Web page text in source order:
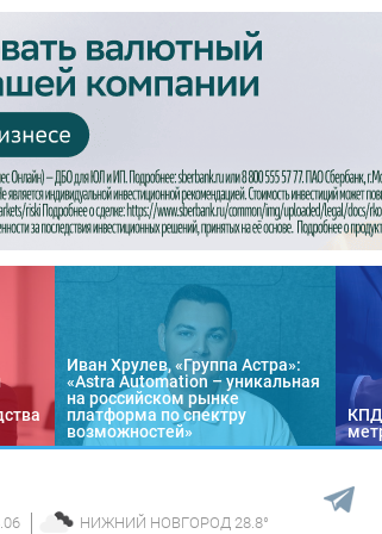
Иван Хрулев, «Группа Астра»:
«Astra Automation – уникальная
на российском рынке
платформа по спектру
возможностей»
КПД
НИЖНИЙ НОВГОРОД 28.8°